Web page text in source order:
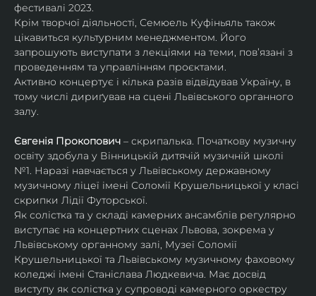
фестивалі 2023.
Крім творчої діяльності, Семюель Куфіньяль також
цікавиться культурним менеджментом. Його
запрошують виступати з лекціями на теми, пов’язані з
проведенням та управлінням проєктами.
Активно концертує і кілька разів відвідував Україну, в
тому числі дириґував на сцені Львівського органного
залу.
Євгенія Прокопович – скрипалька. Початкову музичну
освіту здобула у Вінницькій дитячій музичній школі
№1. Наразі навчається у Львівському державному
музичному ліцеї імені Соломії Крушельницької у класі
скрипки Лідії Футорської.
Як солістка та у складі камерних ансамблів регулярно
виступає на концертних сценах Львова, зокрема у
Львівському органному залі, Музеї Соломії
Крушельницької та Львівському музичному фаховому
коледжі імені Станіслава Людкевича. Має досвід
виступу як солістка у супроводі камерного оркестру